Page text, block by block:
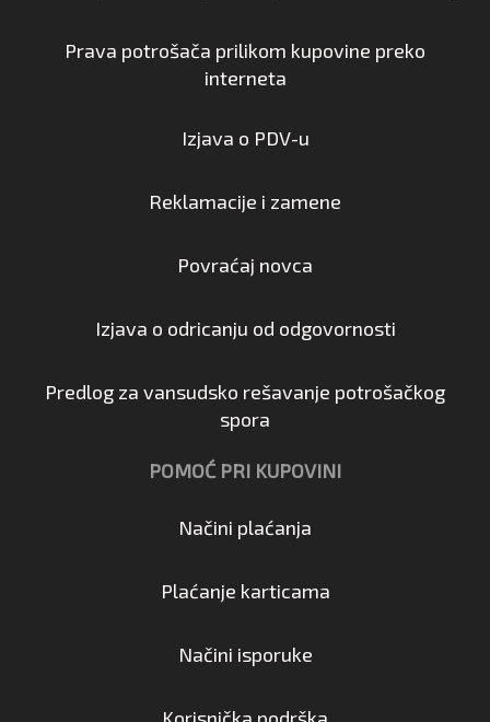
Prava potrošača prilikom kupovine preko
interneta
Izjava o PDV-u
Reklamacije i zamene
Povraćaj novca
Izjava o odricanju od odgovornosti
Predlog za vansudsko rešavanje potrošačkog
spora
POMOĆ PRI KUPOVINI
Načini plaćanja
Plaćanje karticama
Načini isporuke